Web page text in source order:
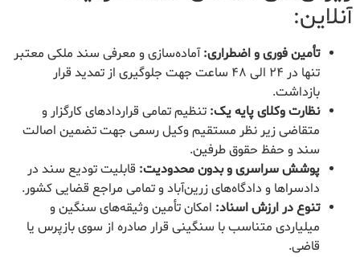
آنلاین:
تأمین فوری و اضطراری:آماده‌سازی و معرفی سند ملکی معتبر
تنها در ۲۴ الی ۴۸ ساعت جهت جلوگیری از تمدید قرار
بازداشت.
نظارت وکلای پایه یک: تنظیم تمامی قراردادهای کارگزار و
متقاضی زیر نظر مستقیم وکیل رسمی جهت تضمین اصالت
سند و حفظ حقوق طرفین.
پوشش سراسری و بدون محدودیت: قابلیت تودیع سند در
دادسراها و دادگاه‌های زرین‌آباد و تمامی مراجع قضایی کشور.
تنوع در ارزش اسناد: امکان تأمین وثیقه‌های سنگین و
میلیاردی متناسب با سنگینی قرار صادره از سوی بازپرس یا
قاضی.